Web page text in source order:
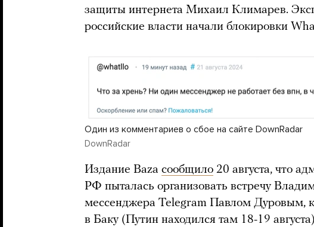
защиты интернета Михаил Климарев.
российские власти начали блокировки
Один из комментариев о сбое на сайте DownRadar
DownRadar
Издание Baza сообщило 20 августа, что
РФ пыталась организовать встречу
мессенджера Telegram Павлом Дуровым,
в Баку (Путин находился там 18-19